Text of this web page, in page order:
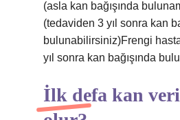
(asla kan bağışında
(tedaviden 3 yıl sonra kan
bulunabilirsiniz)Frengi
yıl sonra kan bağışında
İlk defa kan